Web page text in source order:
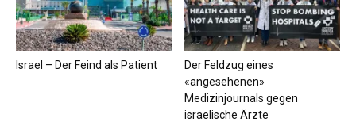
Israel – Der Feind als Patient
Der Feldzug eines
«angesehenen»
Medizinjournals gegen
israelische Ärzte